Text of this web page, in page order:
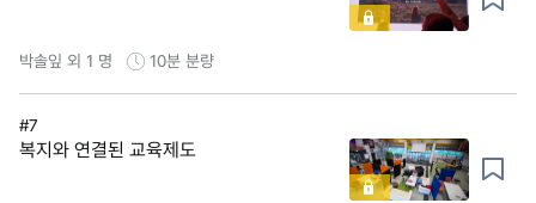
박솔잎 외 1 명 10분 분량
#7
복지와 연결된 교육제도